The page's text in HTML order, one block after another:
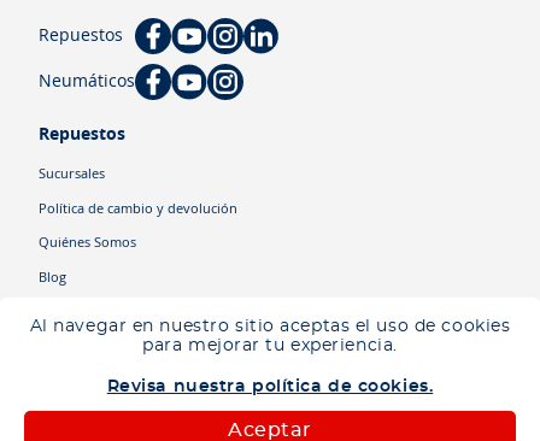
Al navegar en nuestro sitio aceptas el uso de cookies
para mejorar tu experiencia.
Revisa nuestra política de cookies.
Aceptar
Ingresa tu ubicación para ver los productos disponibles en tu zona
Repuestos
Neumáticos
Repuestos
Sucursales
Política de cambio y devolución
Quiénes Somos
Blog